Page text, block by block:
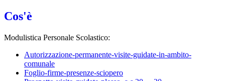
Cos'è
Modulistica Personale Scolastico:
Autorizzazione-permanente-visite-guidate-in-ambito-
comunale
Foglio-firme-presenze-sciopero